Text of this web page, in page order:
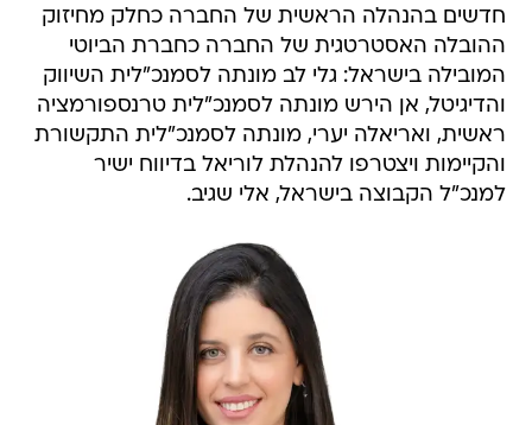
חדשים בהנהלה הראשית של החברה כחלק מחיזוק
ההובלה האסטרטגית של החברה כחברת הביוטי
המובילה בישראל: גלי לב מונתה לסמנכ"לית השיווק
והדיגיטל, אן הירש מונתה לסמנכ"לית טרנספורמציה
ראשית, ואריאלה יערי, מונתה לסמנכ"לית התקשורת
והקיימות ויצטרפו להנהלת לוריאל בדיווח ישיר
למנכ"ל הקבוצה בישראל, אלי שגיב.